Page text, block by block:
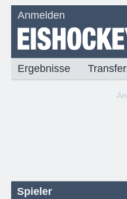
Anmelden
Ergebnisse
Spieler